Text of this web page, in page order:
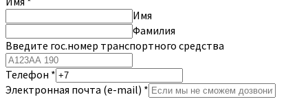
Имя
Фамилия
Введите гос.номер транспортного средства
Телефон *
Электронная почта (e-mail) *